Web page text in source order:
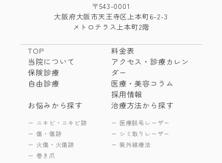
〒543-0001
大阪府大阪市天王寺区上本町6-2-3
メトロテラス上本町2階
TOP
当院について
保険診療
自由診療
料金表
アクセス・診療カレン
ダー
医療・美容コラム
採用情報
お悩みから探す
ニキビ・ニキビ跡
傷・傷跡
火傷・火傷跡
巻き爪
治療方法から探す
医療脱毛レーザー
シミ取りレーザー
紫外線療法